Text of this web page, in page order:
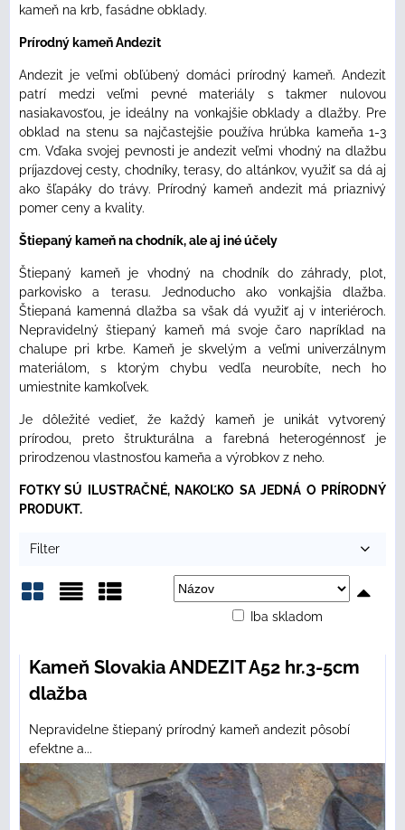
kameň na krb, fasádne obklady.
Prírodný kameň Andezit
Andezit je veľmi obľúbený domáci prírodný kameň. Andezit
patrí medzi veľmi pevné materiály s takmer nulovou
nasiakavosťou, je ideálny na vonkajšie obklady a dlažby. Pre
obklad na stenu sa najčastejšie používa hrúbka kameňa 1-3
cm. Vďaka svojej pevnosti je andezit veľmi vhodný na dlažbu
príjazdovej cesty, chodníky, terasy, do altánkov, využiť sa dá aj
ako šľapáky do trávy. Prírodný kameň andezit má priaznivý
pomer ceny a kvality.
Štiepaný kameň na chodník, ale aj iné účely
Štiepaný kameň je vhodný na chodník do záhrady, plot,
parkovisko a terasu. Jednoducho ako vonkajšia dlažba.
Štiepaná kamenná dlažba sa však dá využiť aj v interiéroch.
Nepravidelný štiepaný kameň má svoje čaro napríklad na
chalupe pri krbe. Kameň je skvelým a veľmi univerzálnym
materiálom, s ktorým chybu vedľa neurobíte, nech ho
umiestnite kamkoľvek.
Je dôležité vedieť, že každý kameň je unikát vytvorený
prírodou, preto štrukturálna a farebná heterogénnosť je
prirodzenou vlastnosťou kameňa a výrobkov z neho.
FOTKY SÚ ILUSTRAČNÉ, NAKOĽKO SA JEDNÁ O PRÍRODNÝ
PRODUKT.
Filter
Iba skladom
Kameň Slovakia ANDEZIT A52 hr.3-5cm
dlažba
Nepravidelne štiepaný prírodný kameň andezit pôsobí
efektne a...